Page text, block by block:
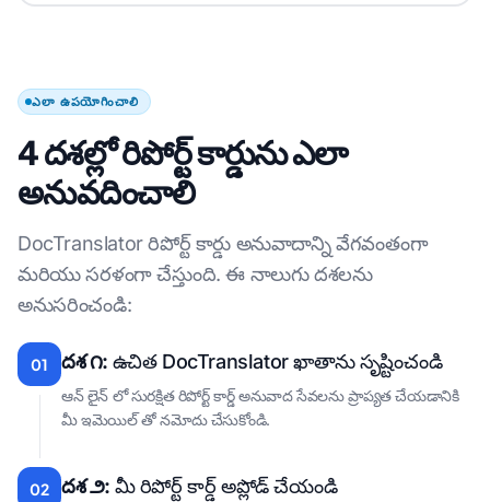
ఎలా ఉపయోగించాలి
4 దశల్లో రిపోర్ట్ కార్డును ఎలా
అనువదించాలి
DocTranslator రిపోర్ట్ కార్డు అనువాదాన్ని వేగవంతంగా
మరియు సరళంగా చేస్తుంది. ఈ నాలుగు దశలను
అనుసరించండి:
01 దశ ౧: ఉచిత DocTranslator ఖాతాను సృష్టించండి
ఆన్ లైన్ లో సురక్షిత రిపోర్ట్ కార్డ్ అనువాద సేవలను ప్రాప్యత చేయడానికి
మీ ఇమెయిల్ తో నమోదు చేసుకోండి.
02 దశ ౨: మీ రిపోర్ట్ కార్డ్ అప్లోడ్ చేయండి